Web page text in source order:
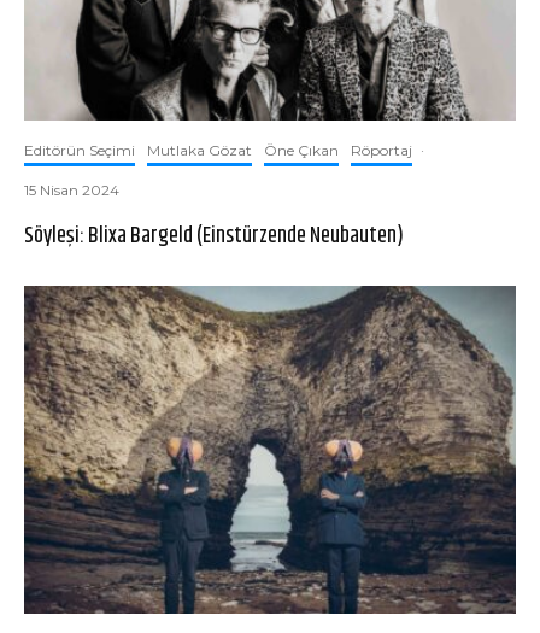
Editörün Seçimi Mutlaka Gözat Öne Çıkan Röportaj ·
15 Nisan 2024
Söyleşi: Blixa Bargeld (Einstürzende Neubauten)